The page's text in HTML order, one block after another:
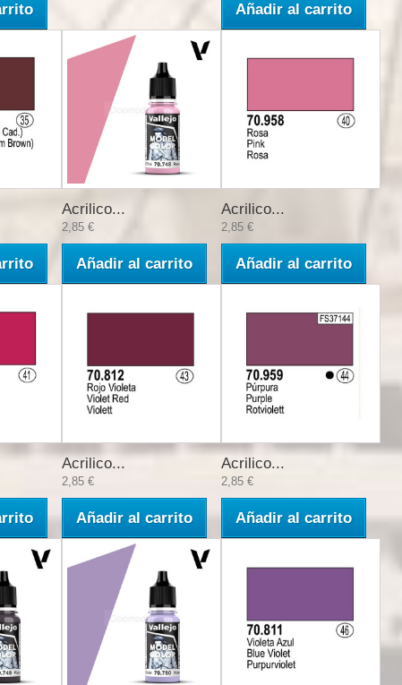
Añadir al carrito
Acrilico...
2,85 €
Añadir al carrito
Acrilico...
2,85 €
Añadir al carrito
Acrilico...
2,85 €
Añadir al carrito
Acrilico...
2,85 €
Añadir al carrito